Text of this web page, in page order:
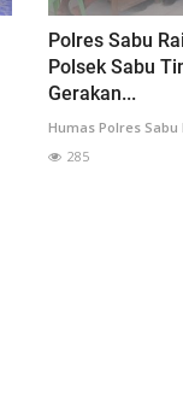
Polres Sabu
Polsek Sabu
Gerakan...
Humas Polres Sabu
285